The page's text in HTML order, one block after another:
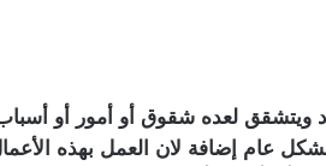
ويتشقق لعده شقوق أو أمور أو
عام إضافة لان العمل بهذه